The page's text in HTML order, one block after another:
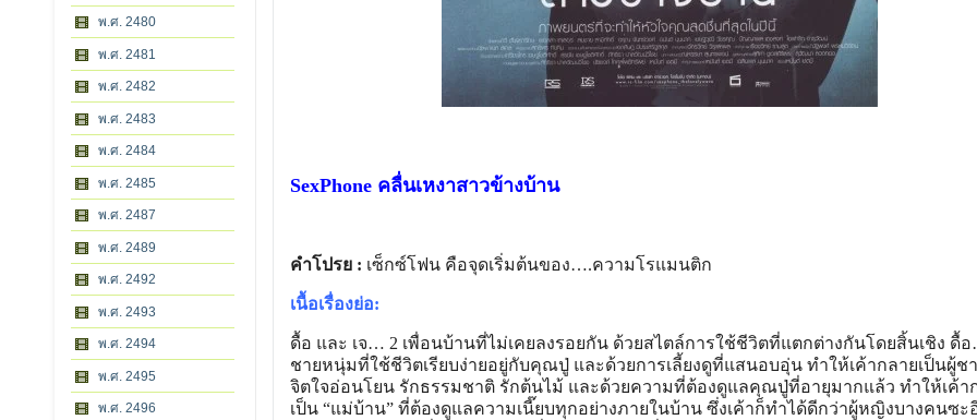
พ.ศ. 2480
พ.ศ. 2481
พ.ศ. 2482
พ.ศ. 2483
พ.ศ. 2484
พ.ศ. 2485
พ.ศ. 2487
พ.ศ. 2489
พ.ศ. 2492
พ.ศ. 2493
พ.ศ. 2494
พ.ศ. 2495
พ.ศ. 2496
SexPhone คลื่นเหงาสาวข้างบ้าน
คำโปรย : เซ็กซ์โฟน คือจุดเริ่มต้นของ….ความโรแมนติก
เนื้อเรื่องย่อ:
ดื้อ และ เจ… 2 เพื่อนบ้านที่ไม่เคยลงรอยกัน ด้วยสไตล์การใช้ชีวิตที่แตกต่างกันโดยสิ้นเชิง ดื้
ชายหนุ่มที่ใช้ชีวิตเรียบง่ายอยู่กับคุณปู่ และด้วยการเลี้ยงดูที่แสนอบอุ่น ทำให้เค้ากลายเป็นผู้ช
จิตใจอ่อนโยน รักธรรมชาติ รักต้นไม้ และด้วยความที่ต้องดูแลคุณปู่ที่อายุมากแล้ว ทำให้เค้า
เป็น “แม่บ้าน” ที่ต้องดูแลความเนี๊ยบทุกอย่างภายในบ้าน ซึ่งเค้าก็ทำได้ดีกว่าผู้หญิงบางคนซะ